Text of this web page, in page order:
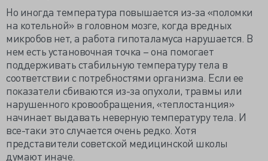
Но иногда температура повышается из-за «поломки
на котельной» в головном мозге, когда вредных
микробов нет, а работа гипоталамуса нарушается. В
нем есть установочная точка – она помогает
поддерживать стабильную температуру тела в
соответствии с потребностями организма. Если ее
показатели сбиваются из-за опухоли, травмы или
нарушенного кровообращения, «теплостанция»
начинает выдавать неверную температуру тела. И
все-таки это случается очень редко. Хотя
представители советской медицинской школы
думают иначе.